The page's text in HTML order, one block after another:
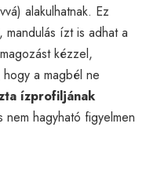
alakulhatnak. Ez
mandulás ízt is adhat a
kézzel,
a magbél ne
ízprofiljának
hagyható figyelmen